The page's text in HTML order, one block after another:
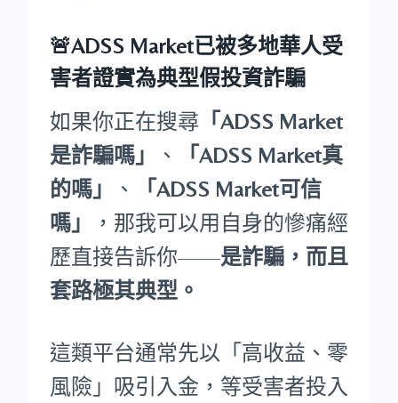
🚨ADSS Market已被多地華人受
害者證實為典型假投資詐騙
如果你正在搜尋 「ADSS Market
是詐騙嗎」
、
「ADSS Market真
的嗎」
、
「ADSS Market可信
嗎」
，那我可以用自身的慘痛經
歷直接告訴你——是詐騙，而且
套路極其典型。
這類平台通常先以「高收益、零
風險」吸引入金，等受害者投入